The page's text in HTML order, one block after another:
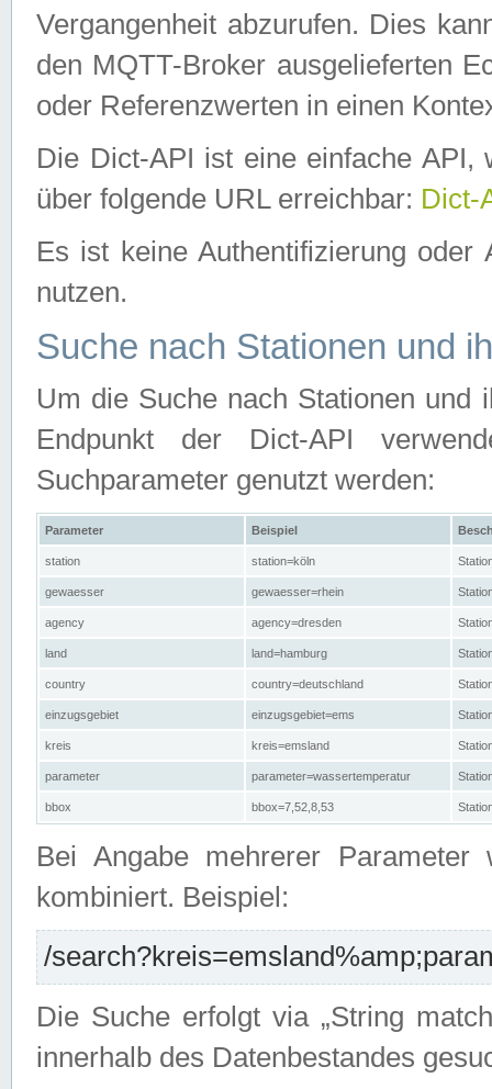
Vergangenheit abzurufen. Dies
den MQTT-Broker ausgelieferten
oder Referenzwerten in einen
Die Dict-API ist eine einfache API,
über folgende URL erreichbar: Dict-
Es ist keine Authentifizierung
nutzen.
Suche nach Stationen und
Um die Suche nach Stationen und
Endpunkt der Dict-API
Suchparameter genutzt werden:
Parameter Beispiel
station station=köln
gewaesser gewaesser=rhein
agency agency=dresden
land land=hamburg
country country=deutschland
einzugsgebiet einzugsgebiet=ems
kreis kreis=emsland
parameter parameter=wassertemperatur
bbox bbox=7,52,8,53
Bei Angabe mehrerer Parameter
kombiniert. Beispiel:
/
Die Suche erfolgt via „String
innerhalb des Datenbestandes